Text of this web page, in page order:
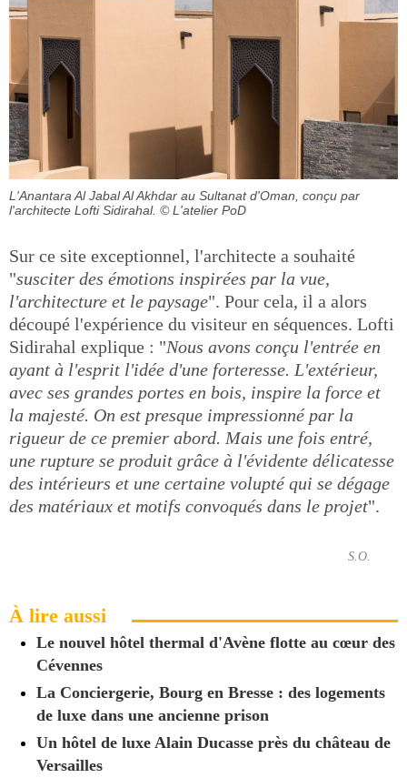
L'Anantara Al Jabal Al Akhdar au Sultanat d'Oman, conçu par
l'architecte Lofti Sidirahal. © L'atelier PoD
Sur ce site exceptionnel, l'architecte a souhaité
"susciter des émotions inspirées par la vue,
l'architecture et le paysage". Pour cela, il a alors
découpé l'expérience du visiteur en séquences. Lofti
Sidirahal explique : "Nous avons conçu l'entrée en
ayant à l'esprit l'idée d'une forteresse. L'extérieur,
avec ses grandes portes en bois, inspire la force et
la majesté. On est presque impressionné par la
rigueur de ce premier abord. Mais une fois entré,
une rupture se produit grâce à l'évidente délicatesse
des intérieurs et une certaine volupté qui se dégage
des matériaux et motifs convoqués dans le projet".
S.O.
À lire aussi
Le nouvel hôtel thermal d'Avène flotte au cœur des
Cévennes
La Conciergerie, Bourg en Bresse : des logements
de luxe dans une ancienne prison
Un hôtel de luxe Alain Ducasse près du château de
Versailles